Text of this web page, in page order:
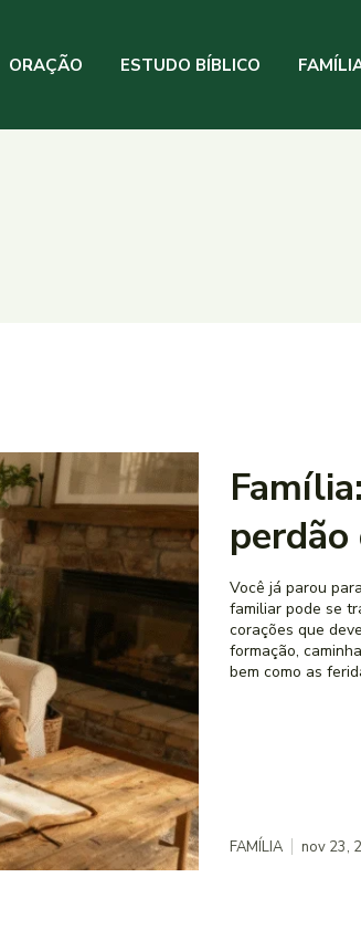
ORAÇÃO ESTUDO BÍBLICO
perdão
Você já parou
familiar pode se
corações que deveriam estar
formação,
bem como as
FAMÍLIA nov 23,